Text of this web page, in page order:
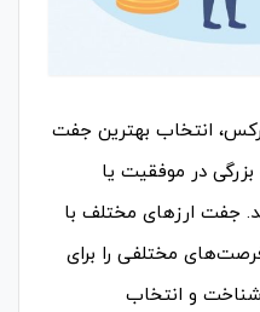
انتخاب بهترین جفت
بزرگی در موفقیت یا
جفت ارزهای مختلف با
مختلفی را برای
شناخت و انتخاب